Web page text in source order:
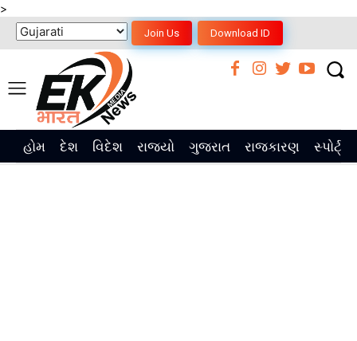
>
Join Us Download ID
હોમ દેશ વિદેશ રાજ્યો ગુજરાત રાજકારણ સ્પોર્ટ્સ